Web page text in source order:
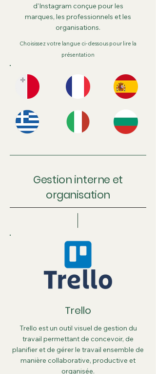
d'Instagram conçue pour les
marques, les professionnels et les
organisations.
Choisissez votre langue ci-dessous pour lire la
présentation
Gestion interne et
organisation
Trello
Trello est un outil visuel de gestion du
travail permettant de concevoir, de
planifier et de gérer le travail ensemble de
manière collaborative, productive et
organisée.